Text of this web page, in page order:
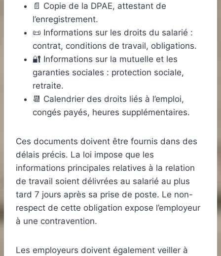
📄 Copie de la DPAE, attestant de
l’enregistrement.
📜 Informations sur les droits du salarié :
contrat, conditions de travail, obligations.
🔐 Informations sur la mutuelle et les
garanties sociales : protection sociale,
retraite.
📆 Calendrier des droits liés à l’emploi,
congés payés, heures supplémentaires.
Ces documents doivent être fournis dans des
délais précis. La loi impose que les
informations principales relatives à la relation
de travail soient délivrées au salarié au plus
tard 7 jours après sa prise de poste. Le non-
respect de cette obligation expose l’employeur
à une contravention.
Les employeurs doivent également veiller à